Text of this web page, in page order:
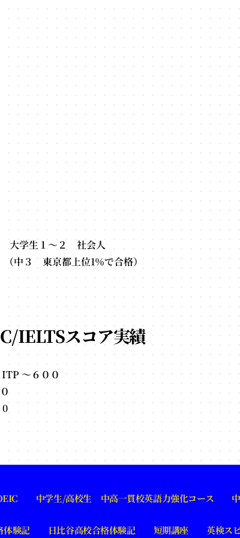
学生１～２ 社会人
３ 東京都上位1％で合格）
IELTSスコア実績
ITP ～６００
0
中学生/高校生 中高一貫校英語力強化コース
体験記 日比谷高校合格体験記 短期講座 英検ス